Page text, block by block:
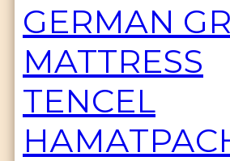
GERMAN
MATTRESS
TENCEL